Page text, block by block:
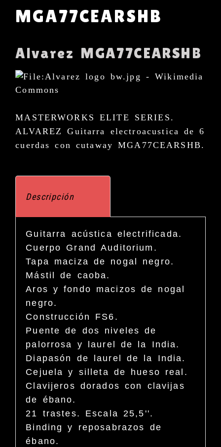
MGA77CEARSHB
Alvarez MGA77CEARSHB
MASTERWORKS ELITE SERIES.
ALVAREZ Guitarra electroacustica de 6
cuerdas con cutaway MGA77CEARSHB.
Descripción
Guitarra acústica electrificada.
Cuerpo Grand Auditorium.
Tapa maciza de nogal negro.
Mástil de caoba.
Aros y fondo macizos de nogal
negro.
Construcción FS6.
Puente de dos niveles de
palorrosa y laurel de la India.
Diapasón de laurel de la India.
Cejuela y silleta de hueso real.
Clavijeros dorados con clavijas
de ébano.
21 trastes. Escala 25,5''.
Binding y reposabrazos de
ébano.